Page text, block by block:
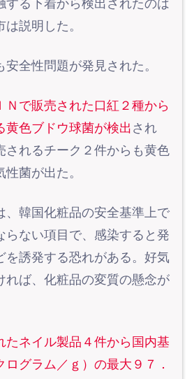
する下着から検出されたのは
説明した。
全性問題が発見された。
Ｎで販売された口紅２種から
黄色ブドウ球菌が検出 され
されるチーク２件からも黄色
菌が出た。
、韓国化粧品の安全基準上で
らない項目で、感染すると発
を誘発する恐れがある。好気
れば、化粧品の変質の懸念が
たネイル製品４件から国内基
グラム／ｇ）の最大９７．